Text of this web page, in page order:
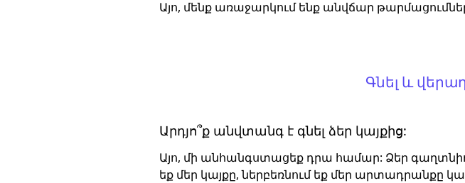
Այո, մենք առաջարկում ենք անվճար
Գնել և
Արդյո՞ք անվտանգ է գնել ձեր կայքից:
Այո, մի անհանգստացեք դրա համար: Ձեր
եք մեր կայքը, ներբեռնում եք մեր արտադրանքը